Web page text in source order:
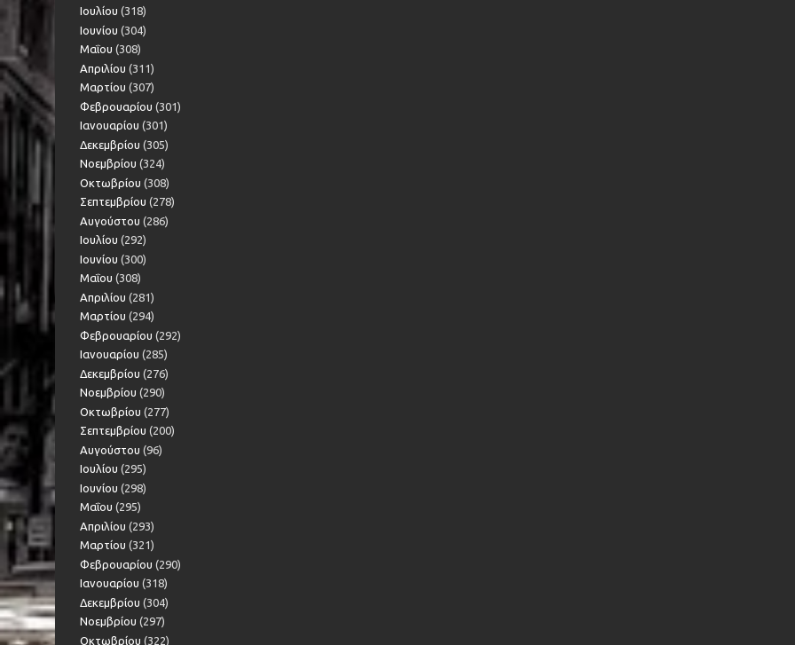
Ιουλίου (318)
Ιουνίου (304)
Μαΐου (308)
Απριλίου (311)
Μαρτίου (307)
Φεβρουαρίου (301)
Ιανουαρίου (301)
Δεκεμβρίου (305)
Νοεμβρίου (324)
Οκτωβρίου (308)
Σεπτεμβρίου (278)
Αυγούστου (286)
Ιουλίου (292)
Ιουνίου (300)
Μαΐου (308)
Απριλίου (281)
Μαρτίου (294)
Φεβρουαρίου (292)
Ιανουαρίου (285)
Δεκεμβρίου (276)
Νοεμβρίου (290)
Οκτωβρίου (277)
Σεπτεμβρίου (200)
Αυγούστου (96)
Ιουλίου (295)
Ιουνίου (298)
Μαΐου (295)
Απριλίου (293)
Μαρτίου (321)
Φεβρουαρίου (290)
Ιανουαρίου (318)
Δεκεμβρίου (304)
Νοεμβρίου (297)
Οκτωβρίου (322)